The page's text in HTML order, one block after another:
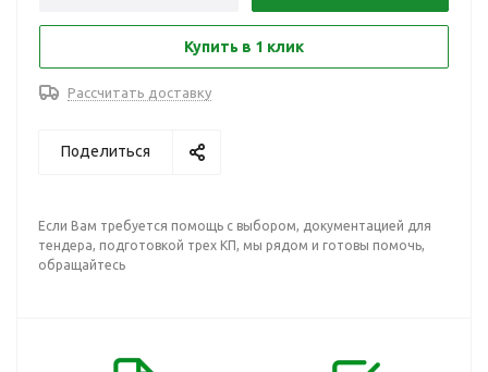
Купить в 1 клик
Рассчитать доставку
Поделиться
Если Вам требуется помощь с выбором, документацией для
тендера, подготовкой трех КП, мы рядом и готовы помочь,
обращайтесь